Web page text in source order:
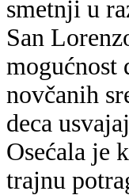
smetnji u
San
mogućnost
novčanih
deca
Osećala je
trajnu